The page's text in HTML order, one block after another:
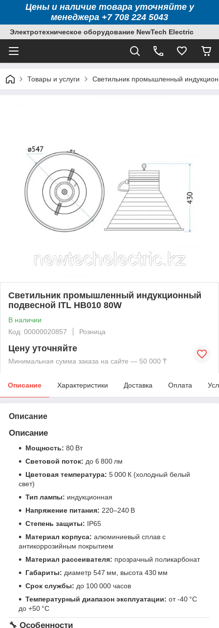
Цены и наличие товара уточняйте у
менеджера +7 708 224 5043
Электротехническое оборудование NewTech Electric
Товары и услуги Светильник промышленный
Светильник промышленный индукционный
подвесной ITL HB010 80W
В наличии
Код: 00000020857
Розница
Цену уточняйте
Минимальная сумма заказа на сайте — 50 000 ₸
Описание Характеристики Доставка Оплата
Описание
Описание
Мощность: 80 Вт
Световой поток: до 6 800 лм
Цветовая температура: 5 000 К (холодный белый
свет)
Тип лампы: индукционная
Напряжение питания: 220–240 В
Степень защиты: IP65
Материал корпуса: алюминиевый сплав с
антикоррозийным покрытием
Материал рассеивателя: прозрачный поликарбонат
Габариты: диаметр 547 мм, высота 430 мм
Срок службы: до 100 000 часов
Температурный диапазон эксплуатации: от -40 °C
до +50 °C
🔧 Особенности